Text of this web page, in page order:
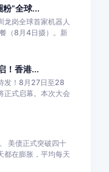
粉”全球...
龙岗全球首家机器人
（8月4日摄）。新
！香港...
发！8月27日至28
正式启幕。本次大会
美债正式突破四十
都在膨胀，平均每天